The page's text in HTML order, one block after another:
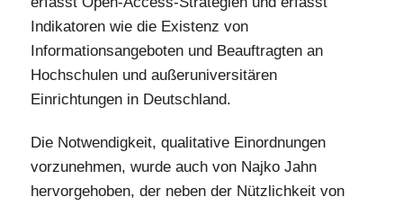
Indikatoren wie die Existenz von
Informationsangeboten und Beauftragten an
Hochschulen und außeruniversitären
Einrichtungen in Deutschland.
Die Notwendigkeit, qualitative Einordnungen
vorzunehmen, wurde auch von Najko Jahn
hervorgehoben, der neben der Nützlichkeit von